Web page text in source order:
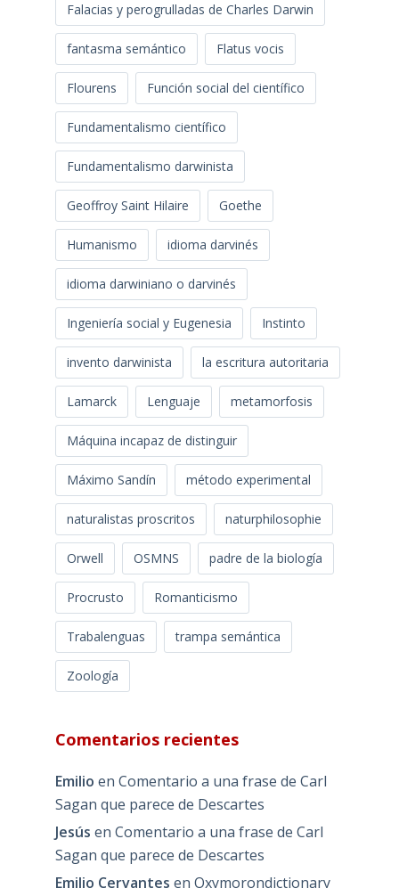
Falacias y perogrulladas de Charles Darwin
fantasma semántico Flatus vocis
Flourens Función social del científico
Fundamentalismo científico
Fundamentalismo darwinista
Geoffroy Saint Hilaire Goethe
Humanismo idioma darvinés
idioma darwiniano o darvinés
Ingeniería social y Eugenesia Instinto
invento darwinista la escritura autoritaria
Lamarck Lenguaje metamorfosis
Máquina incapaz de distinguir
Máximo Sandín método experimental
naturalistas proscritos naturphilosophie
Orwell OSMNS padre de la biología
Procrusto Romanticismo
Trabalenguas trampa semántica
Zoología
Comentarios recientes
Emilio en Comentario a una frase de Carl
Sagan que parece de Descartes
Jesús en Comentario a una frase de Carl
Sagan que parece de Descartes
Emilio Cervantes en Oxymorondictionary